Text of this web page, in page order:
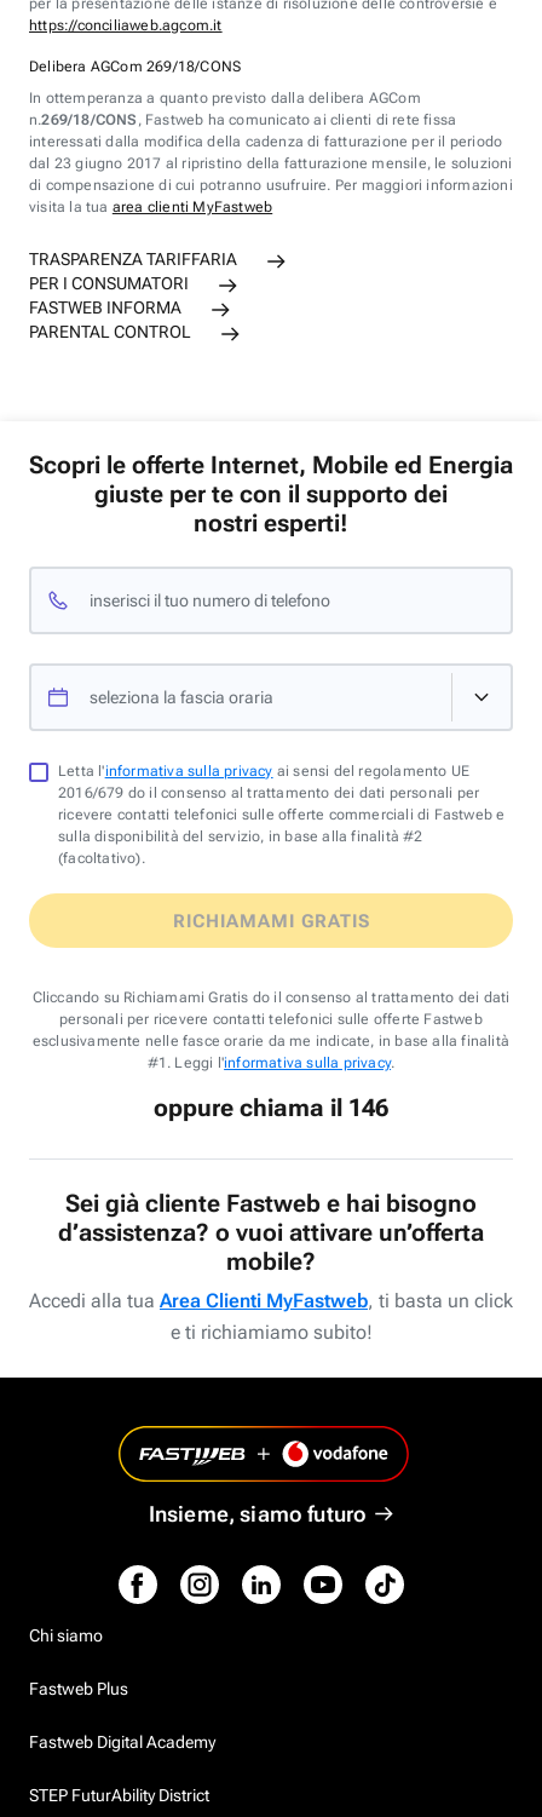
per la presentazione delle istanze di risoluzione delle controversie è
https://conciliaweb.agcom.it
Delibera AGCom 269/18/CONS
In ottemperanza a quanto previsto dalla delibera AGCom
n.269/18/CONS , Fastweb ha comunicato ai clienti di rete fissa
interessati dalla modifica della cadenza di fatturazione per il periodo
dal 23 giugno 2017 al ripristino della fatturazione mensile, le soluzioni
di compensazione di cui potranno usufruire. Per maggiori informazioni
visita la tua area clienti MyFastweb
TRASPARENZA TARIFFARIA
PER I CONSUMATORI
FASTWEB INFORMA
PARENTAL CONTROL
Scopri le offerte Internet, Mobile ed Energia
giuste per te con il supporto dei
nostri esperti!
inserisci il tuo numero di telefono
seleziona la fascia oraria
Letta l'informativa sulla privacy ai sensi del regolamento UE
2016/679 do il consenso al trattamento dei dati personali per
ricevere contatti telefonici sulle offerte commerciali di Fastweb e
sulla disponibilità del servizio, in base alla finalità #2
(facoltativo).
RICHIAMAMI GRATIS
Cliccando su Richiamami Gratis do il consenso al trattamento dei dati
personali per ricevere contatti telefonici sulle offerte Fastweb
esclusivamente nelle fasce orarie da me indicate, in base alla finalità
#1. Leggi l'informativa sulla privacy.
oppure chiama il 146
Sei già cliente Fastweb e hai bisogno
d’assistenza? o vuoi attivare un’offerta
mobile?
Accedi alla tua Area Clienti MyFastweb, ti basta un click
e ti richiamiamo subito!
Insieme, siamo futuro
Chi siamo
Fastweb Plus
Fastweb Digital Academy
STEP FuturAbility District